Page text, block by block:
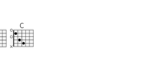
C